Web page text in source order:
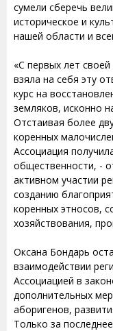
сумели сберечь
историческое и
нашей области и
«С первых лет
взяла на себя эту
курс на
земляков, исконно
Отстаивая более
коренных
Ассоциация
общественности, -
активном участии
созданию
коренных этносов,
хозяйствования,
Оксана Бондарь
взаимодействии
Ассоциацией в
дополнительных
аборигенов,
Только за